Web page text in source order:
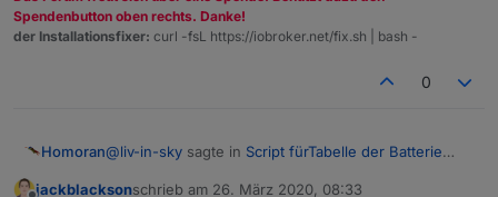
Spendenbutton oben rechts. Danke!
der Installationsfixer: curl -fsL https://iobroker.net/fix.sh | bash -
0
Homoran@liv-in-sky sagte in Script fürTabelle der Batterie
jackblacksonschrieb am 26. März 2020, 08:33